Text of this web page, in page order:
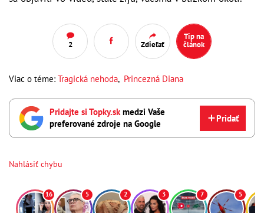
2 Zdieľať
Tip na
článok
Viac o téme: Tragická nehoda, Princezná Diana
Pridajte si Topky.skmedzi Vaše
preferované zdroje na Google
Pridať
Nahlásiť chybu
16 5 2 3 7 5